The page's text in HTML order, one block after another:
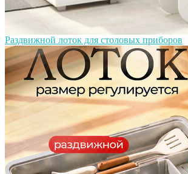
Раздвижной лоток для столовых приборов